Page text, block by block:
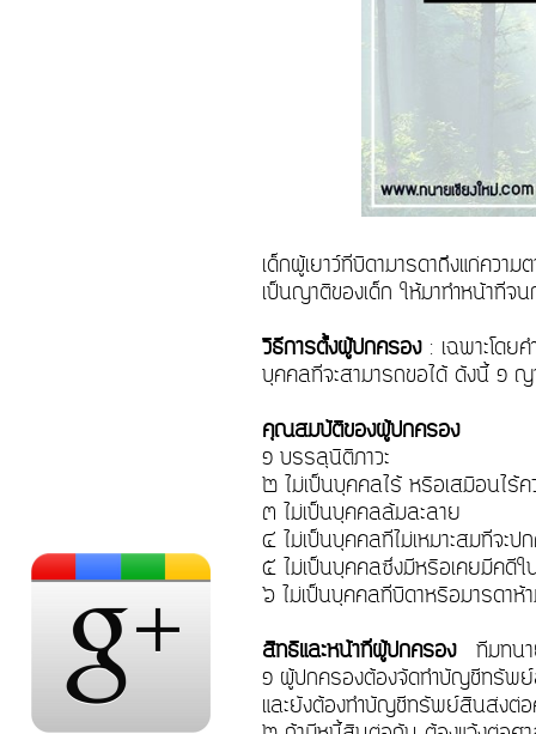
เด็กผู้เยาว์ที่บิดามารดาถึงแก่คว
เป็นญาติของเด็ก ให้มาทำหน้าที่จ
วิธีการตั้งผู้ปกครอง: เฉพาะโดย
บุคคลที่จะสามารถขอได้ ดังนี้ ๑
คุณสมบัติของผู้ปกครอง
๑ บรรลุนิติภาวะ
๒ ไม่เป็นบุคคลไร้ หรือเสมือนไร้
๓ ไม่เป็นบุคคลล้มละลาย
๔ ไม่เป็นบุคคลที่ไม่เหมาะสมที่จ
๕ ไม่เป็นบุคคลซึ่งมีหรือเคยมีคดี
๖ ไม่เป็นบุคคลที่บิดาหรือมารดา
สิทธิและหน้าที่ผู้ปกครองทีมทนาย
๑ ผู้ปกครองต้องจัดทำบัญชีทรัพย์
และยังต้องทำบัญชีทรัพย์สินส่งต่